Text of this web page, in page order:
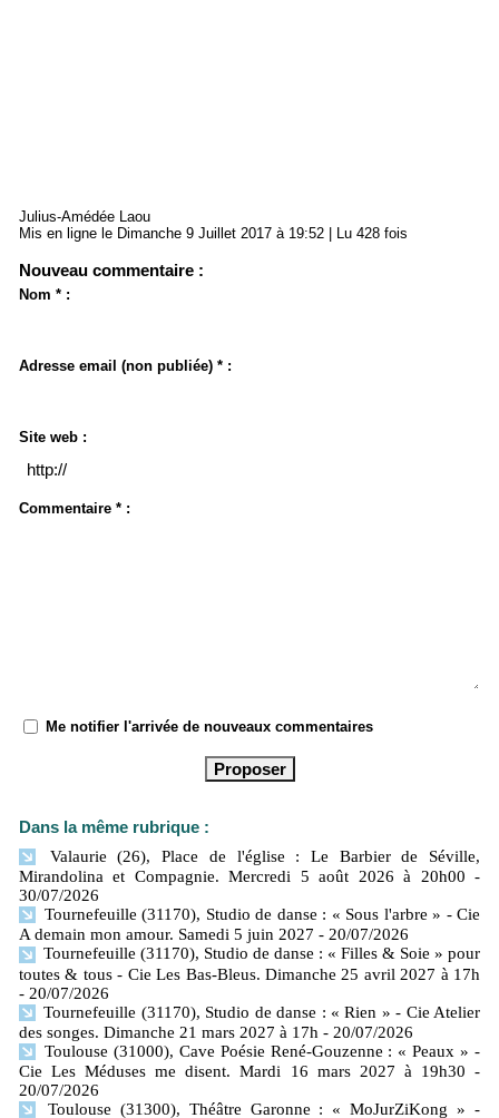
Julius-Amédée Laou
Mis en ligne le Dimanche 9 Juillet 2017 à 19:52 | Lu 428 fois
Nouveau commentaire :
Nom * :
Adresse email (non publiée) * :
Site web :
Commentaire * :
Me notifier l'arrivée de nouveaux commentaires
Dans la même rubrique :
Valaurie (26), Place de l'église : Le Barbier de Séville,
Mirandolina et Compagnie. Mercredi 5 août 2026 à 20h00 -
30/07/2026
Tournefeuille (31170), Studio de danse : « Sous l'arbre » - Cie
A demain mon amour. Samedi 5 juin 2027 - 20/07/2026
Tournefeuille (31170), Studio de danse : « Filles & Soie » pour
toutes & tous - Cie Les Bas-Bleus. Dimanche 25 avril 2027 à 17h
- 20/07/2026
Tournefeuille (31170), Studio de danse : « Rien » - Cie Atelier
des songes. Dimanche 21 mars 2027 à 17h - 20/07/2026
Toulouse (31000), Cave Poésie René-Gouzenne : « Peaux » -
Cie Les Méduses me disent. Mardi 16 mars 2027 à 19h30 -
20/07/2026
Toulouse (31300), Théâtre Garonne : « MoJurZiKong » -